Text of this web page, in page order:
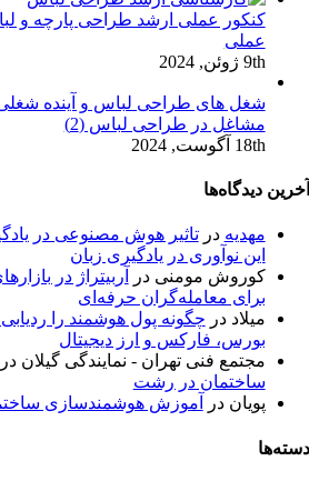
کنکور عملی ارشد طراحی پارچه و
عملی
9th ژوئن, 2024
شغل های طراحی لباس و آینده
مشاغل در طراحی لباس (2)
18th آگوست, 2024
آخرین دیدگاه‌ها
مهدیه درتاثیر هوش مصنوعی در
این نوآوری در یادگیری زبان
کوروش مومنی در
آربیتراژ در
برای معامله‌گران حرفه‌ای
میلاد در چگونه پول هوشمند را
بورس، فارکس و ارز دیجیتال
مجتمع فنی تهران - نمایندگی گیلان در
ساختمان در رشت
پویان در آموزش هوشمندسازی
دسته‌ها